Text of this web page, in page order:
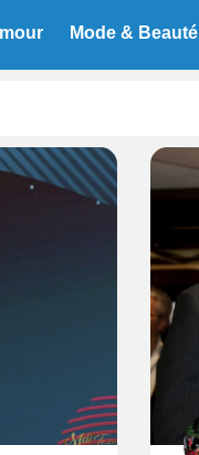
Mode & Beauté